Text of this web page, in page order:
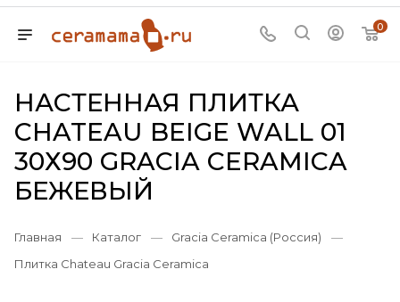
0
НАСТЕННАЯ ПЛИТКА
CHATEAU BEIGE WALL 01
30Х90 GRACIA CERAMICA
БЕЖЕВЫЙ
Главная — Каталог — Gracia Ceramica (Россия)
—
Плитка Chateau Gracia Ceramica